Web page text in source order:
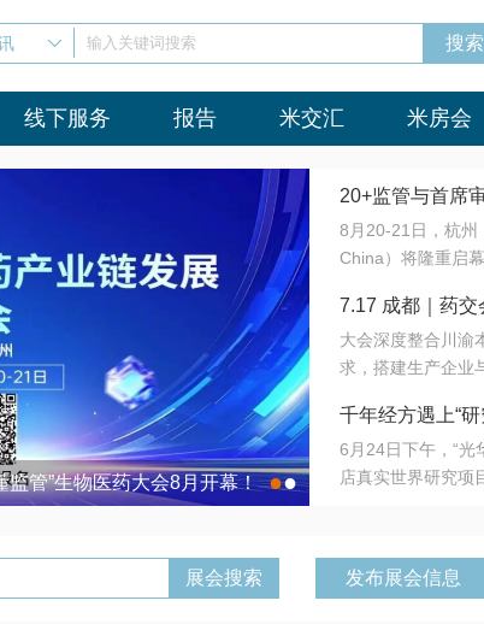
输入关键词搜索
线下服务 报告 米交汇 米房会
管”生物医药大会8月开幕！ 7.17 成都｜药交
●●
20+监管与首席
会8月开幕！
8月20-21日，杭州
China）将隆重启
法正重新定义研发
难题，呼唤更成熟
同与出海能力建设
算力突围；从中
术攻坚，到CDMO
室”与“生产线”、“
7.17 成都｜药交
营
大会深度整合川渝
求，搭建生产企业
域增量份额夯实西
千年经方遇上“
目在北京同仁堂
6月24日下午，“
店真实世界研究项
发布展会信息